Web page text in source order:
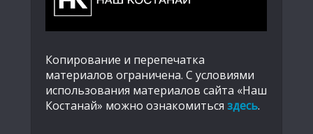
Копирование и перепечатка
материалов ограничена. С условиями
использования материалов сайта «Наш
Костанай» можно ознакомиться здесь.